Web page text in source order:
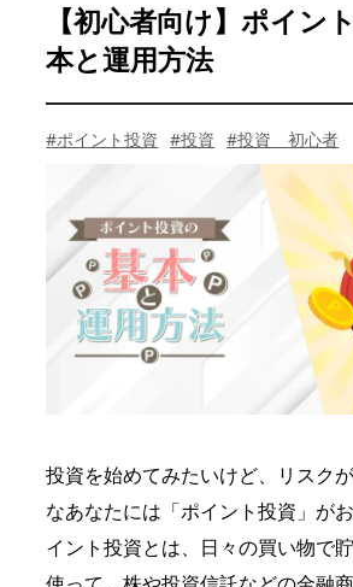
【初心者向け】ポイン
本と運用方法
#ポイント投資 #投資 #投資 初心者
投資を始めてみたいけど、リスク
なあなたには「ポイント投資」が
イント投資とは、日々の買い物で